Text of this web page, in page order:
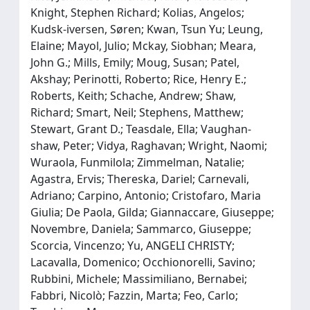
Knight, Stephen Richard; Kolias, Angelos;
Kudsk‐iversen, Søren; Kwan, Tsun Yu; Leung,
Elaine; Mayol, Julio; Mckay, Siobhan; Meara,
John G.; Mills, Emily; Moug, Susan; Patel,
Akshay; Perinotti, Roberto; Rice, Henry E.;
Roberts, Keith; Schache, Andrew; Shaw,
Richard; Smart, Neil; Stephens, Matthew;
Stewart, Grant D.; Teasdale, Ella; Vaughan‐
shaw, Peter; Vidya, Raghavan; Wright, Naomi;
Wuraola, Funmilola; Zimmelman, Natalie;
Agastra, Ervis; Thereska, Dariel; Carnevali,
Adriano; Carpino, Antonio; Cristofaro, Maria
Giulia; De Paola, Gilda; Giannaccare, Giuseppe;
Novembre, Daniela; Sammarco, Giuseppe;
Scorcia, Vincenzo; Yu, ANGELI CHRISTY;
Lacavalla, Domenico; Occhionorelli, Savino;
Rubbini, Michele; Massimiliano, Bernabei;
Fabbri, Nicolò; Fazzin, Marta; Feo, Carlo;